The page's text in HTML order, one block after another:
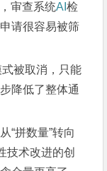
审查系统AI检
请很容易被筛
式被取消，只能
降低了整体通
“拼数量”转向
技术改进的创